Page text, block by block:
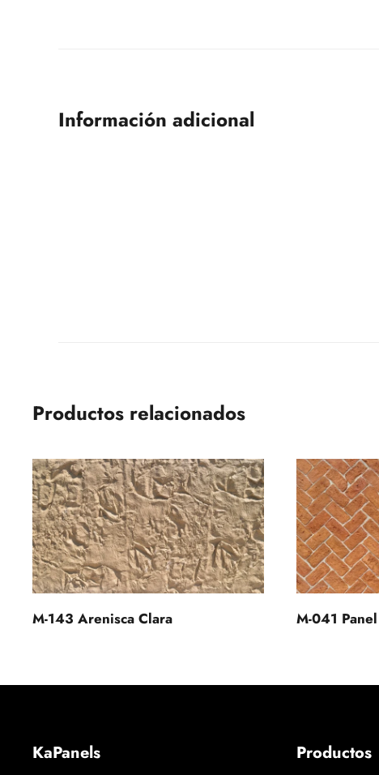
Información adicional
Productos relacionados
M-143 Arenisca Clara M-041
KaPanels Productos